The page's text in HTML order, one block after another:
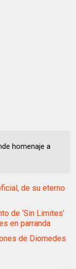
homenaje a
de su eterno
de ‘Sin Limites’
en parranda
de Diomedes